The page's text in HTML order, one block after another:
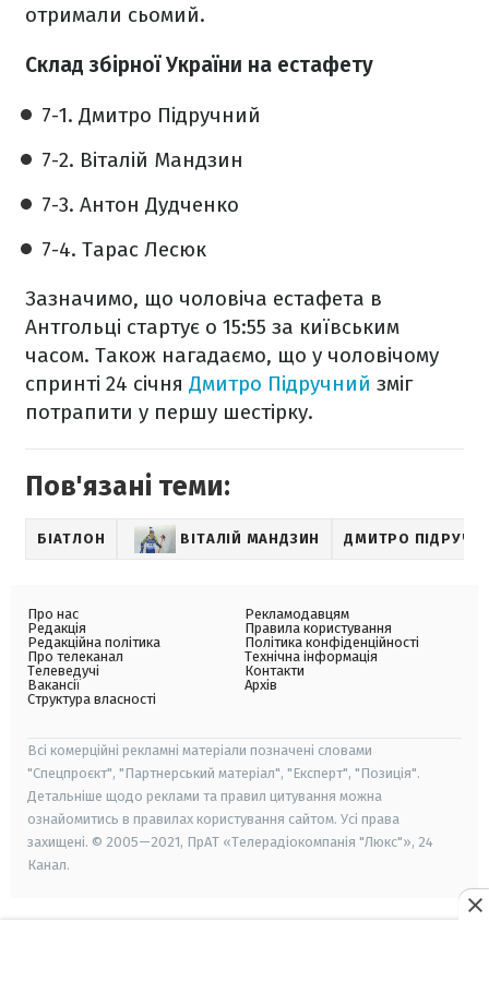
отримали сьомий.
Склад збірної України на естафету
7-1. Дмитро Підручний
7-2. Віталій Мандзин
7-3. Антон Дудченко
7-4. Тарас Лесюк
Зазначимо, що чоловіча естафета в
Антгольці стартує о 15:55 за київським
часом. Також нагадаємо, що у чоловічому
спринті 24 січня Дмитро Підручний зміг
потрапити у першу шестірку.
Пов'язані теми:
БІАТЛОН ВІТАЛІЙ МАНДЗИН ДМИТРО
Про нас
Редакція
Редакційна політика
Про телеканал
Телеведучі
Вакансії
Структура власності
Рекламодавцям
Правила користування
Політика конфіденційності
Технічна інформація
Контакти
Архів
Всі комерційні рекламні матеріали позначені словами
"Спецпроєкт", "Партнерський матеріал", "Експерт", "Позиція".
Детальніше щодо реклами та правил цитування можна
ознайомитись в правилах користування сайтом. Усі права
захищені. © 2005—2021, ПрАТ «Телерадіокомпанія "Люкс"», 24
Канал.